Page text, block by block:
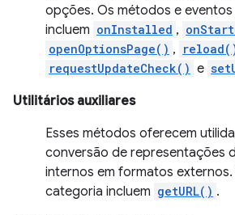
opções. Os métodos e
incluem onInstalled ,
openOptionsPage() ,
requestUpdateCheck() e
Utilitários auxiliares
Esses métodos oferecem
conversão de representações
internos em formatos
categoria incluem getURL() .